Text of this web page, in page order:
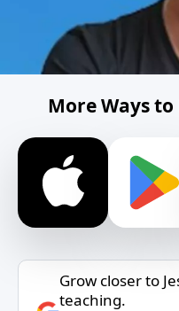
More Ways
Grow closer to
teaching.